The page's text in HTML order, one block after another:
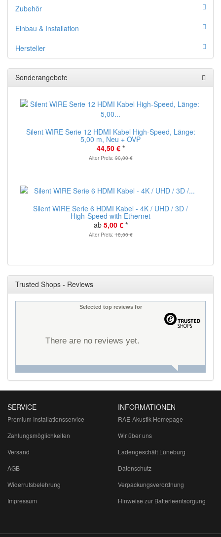
Zubehör
Einbau & Installation
Hersteller
Sonderangebote
Silent WIRE Serie 12 HDMI Kabel High-Speed, Länge:
5,00 m, Neu + OVP
44,50 € *
Alter Preis:90,00 €
Silent WIRE Serie 6 HDMI Kabel - 4K / UHD / 3D /
High-Speed with Ethernet
ab 5,00 € *
Alter Preis:18,00 €
Trusted Shops - Reviews
Selected top reviews for
There are no reviews yet.
SERVICE
Premium Installationsservice
Zahlungsmöglichkeiten
Versand
AGB
Widerrufsbelehrung
Impressum
INFORMATIONEN
RAE-Akustik Homepage
Wir über uns
Ladengeschäft Lüneburg
Datenschutz
Verpackungsverordnung
Hinweise zur Batterieentsorgung